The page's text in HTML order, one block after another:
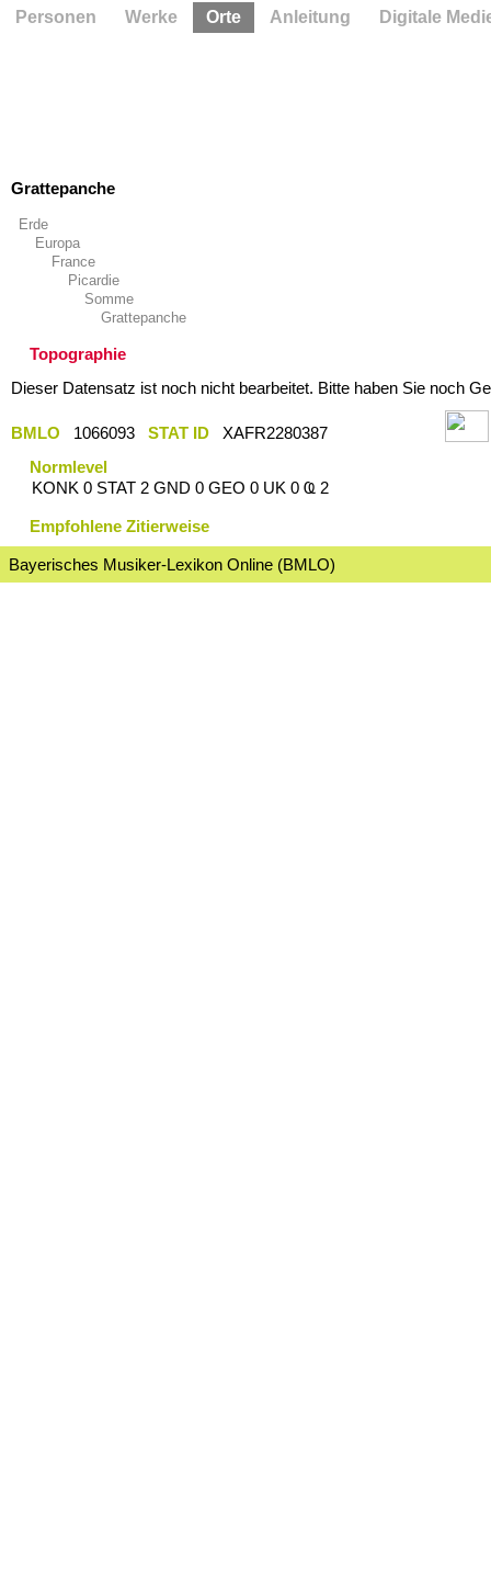
Grattepanche
Erde
Europa
France
Picardie
Somme
Grattepanche
Topographie
Dieser Datensatz ist noch nicht bearbeitet. Bitte haben Sie noch
BMLO 1066093 STAT ID
XAFR2280387
Normlevel
KONK 0 STAT 2 GND 0 GEO 0 UK 0 Ҩ 2
Empfohlene Zitierweise
Bayerisches Musiker-Lexikon Online (BMLO)
Personen Werke Orte Anleitung Digitale